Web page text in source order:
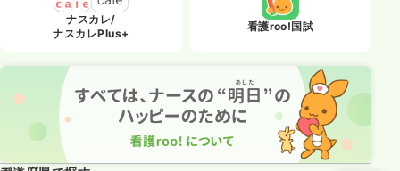
ナスカレ/
ナスカレPlus+
看護roo!国試